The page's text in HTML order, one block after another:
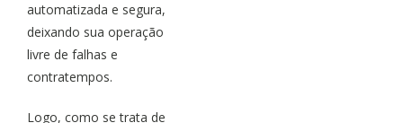
automatizada e segura,
deixando sua operação
livre de falhas e
contratempos.
Logo, como se trata de